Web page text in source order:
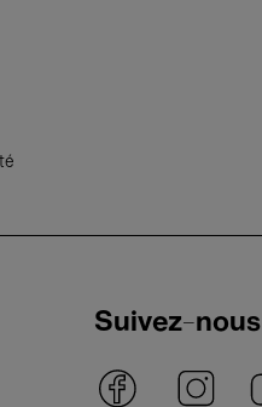
Suivez-nous